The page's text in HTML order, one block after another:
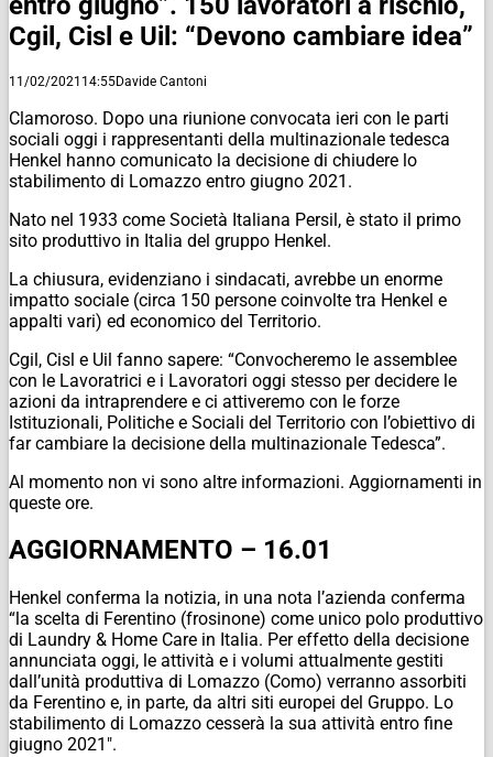
Cgil, Cisl e Uil: “Devono cambiare idea”
11/02/2021 14:55Davide Cantoni
Clamoroso. Dopo una riunione convocata ieri con le parti
sociali oggi i rappresentanti della multinazionale tedesca
Henkel hanno comunicato la decisione di chiudere lo
stabilimento di Lomazzo entro giugno 2021.
Nato nel 1933 come Società Italiana Persil, è stato il primo
sito produttivo in Italia del gruppo Henkel.
La chiusura, evidenziano i sindacati, avrebbe un enorme
impatto sociale (circa 150 persone coinvolte tra Henkel e
appalti vari) ed economico del Territorio.
Cgil, Cisl e Uil fanno sapere: “Convocheremo le assemblee
con le Lavoratrici e i Lavoratori oggi stesso per decidere le
azioni da intraprendere e ci attiveremo con le forze
Istituzionali, Politiche e Sociali del Territorio con l’obiettivo di
far cambiare la decisione della multinazionale Tedesca”.
Al momento non vi sono altre informazioni. Aggiornamenti in
queste ore.
AGGIORNAMENTO – 16.01
Henkel conferma la notizia, in una nota l’azienda conferma
“l a scelta di Ferentino (frosinone) come unico polo produttivo
di Laundry & Home Care in Italia. Per effetto della decisione
annunciata oggi, le attività e i volumi attualmente gestiti
dall’unità produttiva di Lomazzo (Como) verranno assorbiti
da Ferentino e, in parte, da altri siti europei del Gruppo. Lo
stabilimento di Lomazzo cesserà la sua attività entro fine
giugno 2021″.